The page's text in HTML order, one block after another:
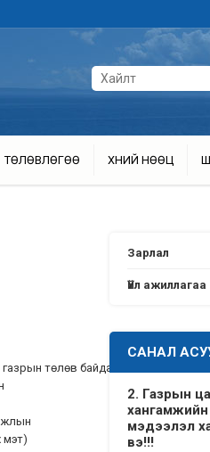
ТӨЛӨВЛӨГӨӨ ХҮНИЙ НӨӨЦ
төлөв байдал, чанарын
мэт)
Зарлал
Үйл ажиллагаа
САНАЛ
2. Газрын
мэдээлэл
вэ!!!